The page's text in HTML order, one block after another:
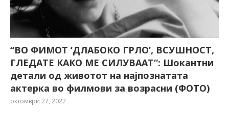
“ВО ФИМОТ ‘ДЛАБОКО ГРЛО’, ВСУШНОСТ,
ГЛЕДАТЕ КАКО МЕ СИЛУВААТ“: Шокантни
детали од животот на најпознатата
актерка во филмови за возрасни (ФОТО)
октомври 27, 2022